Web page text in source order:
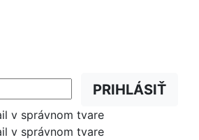
PRIHLÁSIŤ
v správnom tvare
v správnom tvare